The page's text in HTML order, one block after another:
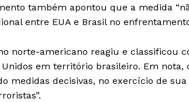
também apontou que a medida
entre EUA e Brasil no
norte-americano reagiu e classificou
Unidos em território brasileiro. Em
medidas decisivas, no exercício de